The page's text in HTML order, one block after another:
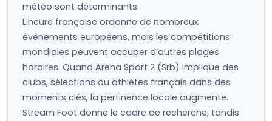
météo sont déterminants.
L’heure française ordonne de nombreux
événements européens, mais les compétitions
mondiales peuvent occuper d’autres plages
horaires. Quand Arena Sport 2 (Srb) implique des
clubs, sélections ou athlètes français dans des
moments clés, la pertinence locale augmente.
Stream Foot donne le cadre de recherche, tandis